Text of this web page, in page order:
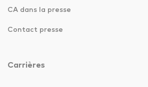
CA dans la presse
Contact presse
Carrières